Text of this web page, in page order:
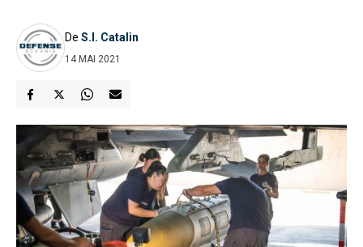
De S.I. Catalin
14 MAI 2021